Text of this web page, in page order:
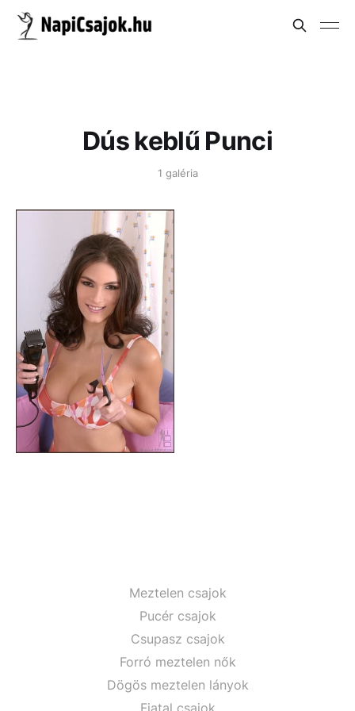
Dús keblű Punci
1 galéria
Meztelen csajok
Pucér csajok
Csupasz csajok
Forró meztelen nők
Dögös meztelen lányok
Fiatal csajok